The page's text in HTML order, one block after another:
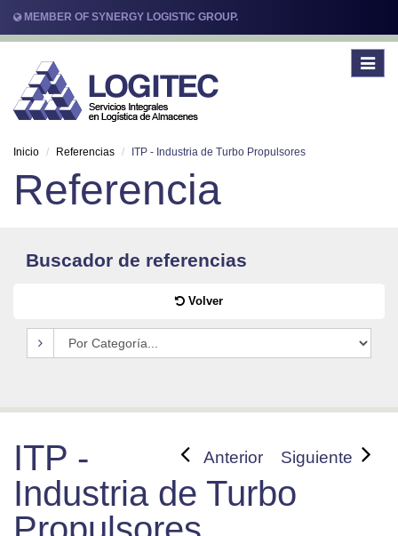
MEMBER OF SYNERGY LOGISTIC GROUP.
Toggle
Inicio Referencias ITP - Industria de Turbo Propulsores
Referencia
Buscador de referencias
Volver
Anterior Siguiente
ITP -
Industria de Turbo